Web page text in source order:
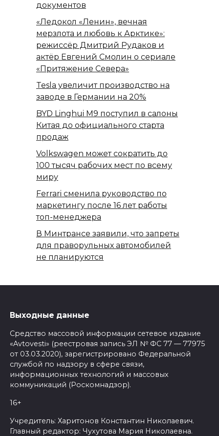
документов
«Ледокол «Ленин», вечная
мерзлота и любовь к Арктике»:
режиссёр Дмитрий Рудаков и
актёр Евгений Смолин о сериале
«Притяжение Севера»
Tesla увеличит производство на
заводе в Германии на 20%
BYD Linghui M9 поступил в салоны
Китая до официального старта
продаж
Volkswagen может сократить до
100 тысяч рабочих мест по всему
миру
Ferrari сменила руководство по
маркетингу после 16 лет работы
топ-менеджера
В Минтрансе заявили, что запреты
для праворульных автомобилей
не планируются
Выходные данные
Средство массовой информации сетевое издание
«Avtovesti» (реестровая запись ЭЛ № ФС 77 — 77975
от 03.03.2020), зарегистрировано Федеральной
службой по надзору в сфере связи,
информационных технологий и массовых
коммуникаций (Роскомнадзор).
16+
Учредитель: Харитонов Константин Николаевич.
Главный редактор: Чухутова Мария Николаевна.